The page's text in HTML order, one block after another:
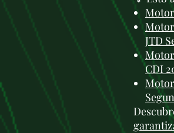
Motor
JTD
CDI